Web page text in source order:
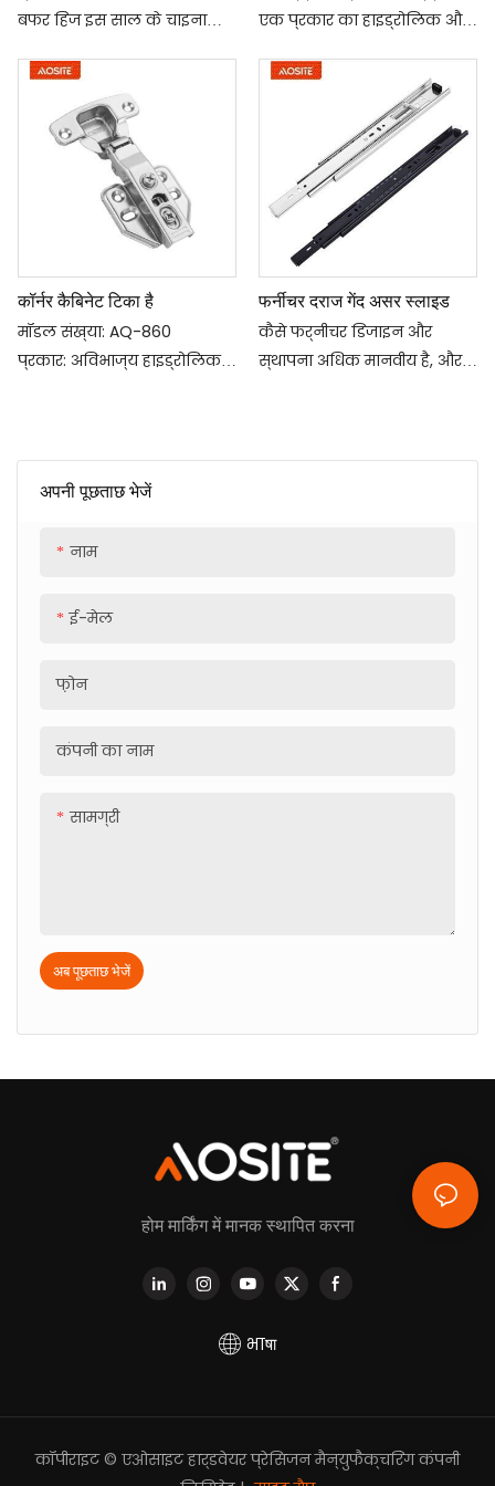
अपनी पूछताछ भेजें
नाम
ई-मेल
फ़ोन
कंपनी का नाम
सामग्री
अब पूछताछ भेजें
बफर हिंज इस साल के चाइना
में, हमारे व्यावसायिक कर्मियों ने
"जेड पीढ़ी" के 95 के बाद बड़ी
संख्या में आगंतुकों का दौरा किया,
जिसमें उपभोक्ता और गृह उद्योग
में कई नए व्यवसायी शामिल थे।
90% से अधिक उत्तरदाताओं
एक प्रकार का हाइड्रोलिक और
वसंत संरचना गैस वसंत में एक
दबाव ट्यूब और पिस्टन असेंबली
के साथ एक पिस्टन रॉड होता है।
प्रेशर पाइप और पिस्टन रॉड के
बीच का कनेक्शन सही
कनेक्शन सुनिश्चित करता है
कॉर्नर कैबिनेट टिका है
मॉडल संख्या: AQ-860
प्रकार: अविभाज्य हाइड्रोलिक
दायरा: अलमारियाँ, अलमारी
फ़िनिश: निकल प्लेटेड
फर्नीचर दराज गेंद असर स्लाइड
कैसे फर्नीचर डिजाइन और
स्थापना अधिक मानवीय है, और
होम मार्किंग में मानक स्थापित करना
भाषा
कॉपीराइट © एओसाइट हार्डवेयर प्रेसिजन मैन्युफैक्चरिंग कंपनी